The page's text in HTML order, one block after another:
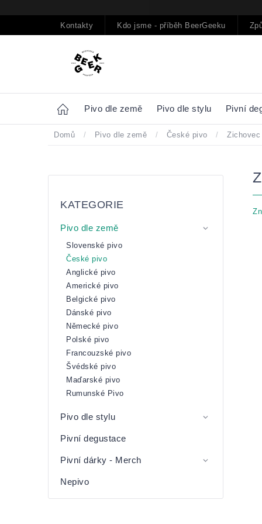
na
Kontakty Kdo jsme - příběh BeerGeeku
Home Pivo dle země Pivo dle stylu Pivní
Domů / Pivo dle země / České pivo /
panel
KATEGORIE
Pivo dle země
Slovenské pivo
České pivo
Anglické pivo
Americké pivo
Belgické pivo
Dánské pivo
Německé pivo
Polské pivo
Francouzské pivo
Švédské pivo
Maďarské pivo
Rumunské Pivo
Pivo dle stylu
Pivní degustace
Pivní dárky - Merch
Nepivo